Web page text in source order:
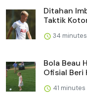
Ditahan
Taktik
34
Bola Beau
Ofisial Beri
41 minutes